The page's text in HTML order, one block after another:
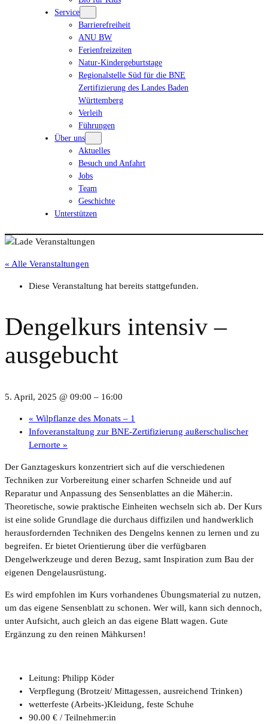
Service
Barrierefreiheit
ANU BW
Ferienfreizeiten
Natur-Kindergeburtstage
Regionalstelle Süd für die BNE
Zertifizierung des Landes Baden
Württemberg
Verleih
Führungen
Über uns
Aktuelles
Besuch und Anfahrt
Jobs
Team
Geschichte
Unterstützen
« Alle Veranstaltungen
Diese Veranstaltung hat bereits stattgefunden.
Dengelkurs intensiv –
ausgebucht
5. April, 2025 @ 09:00 – 16:00
« Wilpflanze des Monats – 1
Infoveranstaltung zur BNE-Zertifizierung außerschulischer
Lernorte »
Der Ganztageskurs konzentriert sich auf die verschiedenen
Techniken zur Vorbereitung einer scharfen Schneide und auf
Reparatur und Anpassung des Sensenblattes an die Mäher:in.
Theoretische, sowie praktische Einheiten wechseln sich ab. Der Kurs
ist eine solide Grundlage die durchaus diffizilen und handwerklich
herausfordernden Techniken des Dengelns kennen zu lernen und zu
begreifen. Er bietet Orientierung über die verfügbaren
Dengelwerkzeuge und deren Bezug, samt Inspiration zum Bau der
eigenen Dengelausrüstung.
Es wird empfohlen im Kurs vorhandenes Übungsmaterial zu nutzen,
um das eigene Sensenblatt zu schonen. Wer will, kann sich dennoch,
unter Aufsicht, auch gleich an das eigene Blatt wagen. Gute
Ergänzung zu den reinen Mähkursen!
Leitung: Philipp Köder
Verpflegung (Brotzeit/ Mittagessen, ausreichend Trinken)
wetterfeste (Arbeits-)Kleidung, feste Schuhe
90.00 € / Teilnehmer:in